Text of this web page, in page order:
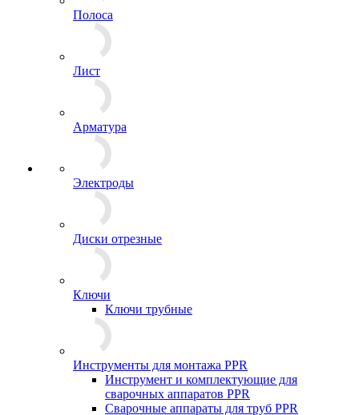
Полоса
Лист
Арматура
Электроды
Диски отрезные
Ключи
Ключи трубные
Инструменты для монтажа PPR
Инструмент и комплектующие для
сварочных аппаратов PPR
Сварочные аппараты для труб PPR